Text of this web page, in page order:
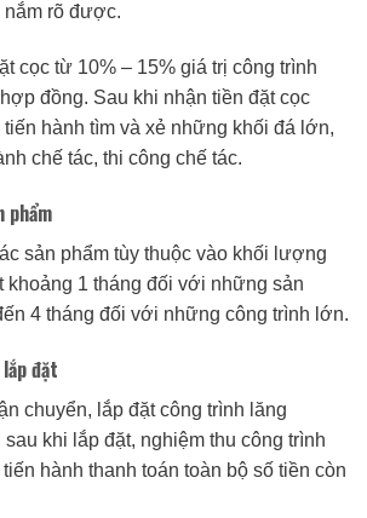
nắm rõ được.
cọc từ 10% – 15% giá trị công trình
đồng. Sau khi nhận tiền đặt cọc
hành tìm và xẻ những khối đá lớn,
chế tác, thi công chế tác.
phẩm
sản phẩm tùy thuộc vào khối lượng
khoảng 1 tháng đối với những sản
4 tháng đối với những công trình lớn.
đặt
chuyển, lắp đặt công trình lăng
sau khi lắp đặt, nghiệm thu công trình
hành thanh toán toàn bộ số tiền còn